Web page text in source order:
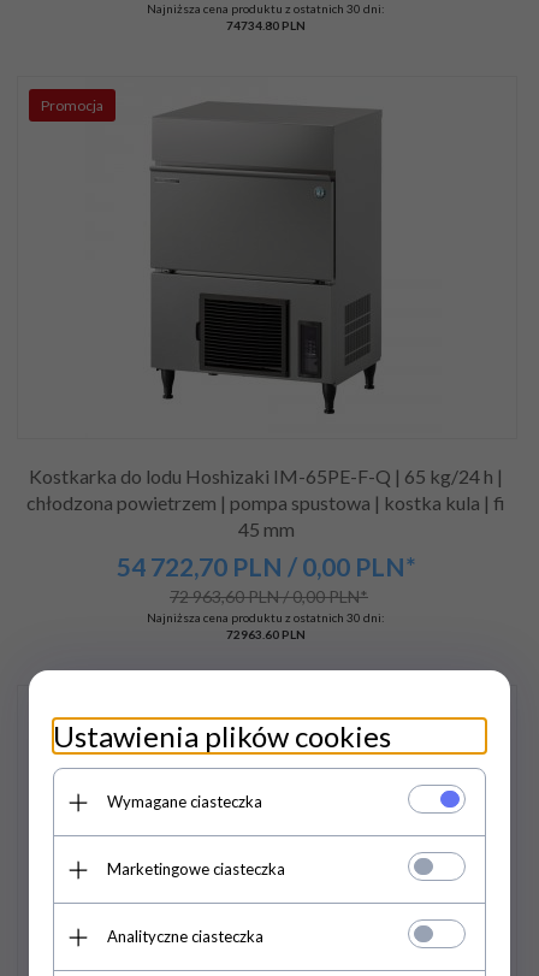
Najniższa cena produktu z ostatnich 30 dni:
74734.80 PLN
Promocja
Kostkarka do lodu Hoshizaki IM-65PE-F-Q | 65 kg/24 h |
chłodzona powietrzem | pompa spustowa | kostka kula | fi
45 mm
54 722,70PLN / 0,00 PLN*
72 963,60 PLN / 0,00 PLN*
Najniższa cena produktu z ostatnich 30 dni:
72963.60 PLN
Promocja
Ustawienia plików cookies
Wymagane ciasteczka
Marketingowe ciasteczka
Analityczne ciasteczka